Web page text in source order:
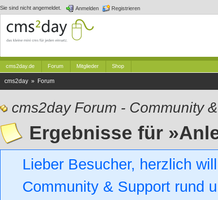
Sie sind nicht angemeldet. Anmelden Registrieren
cms2day.de Forum Mitglieder Shop
cms2day » Forum
cms2day Forum - Community
Ergebnisse für
Lieber Besucher, herzlich
Community & Support rund